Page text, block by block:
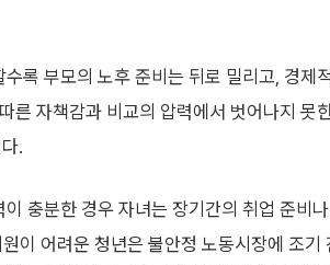
록 부모의 노후 준비는 뒤로 밀리고, 경제
른 자책감과 비교의 압력에서 벗어나지 못
.
충분한 경우 자녀는 장기간의 취업 준비
이 어려운 청년은 불안정 노동시장에 조기